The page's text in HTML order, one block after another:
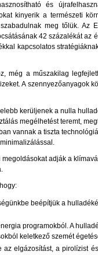
és
kinyerik a természeti
meg tőlük. Az
42 százalékát az
kapcsolatos
még a műszakilag
A szennyezőanyagok
kerüljenek a nulla
megélhetést teremt,
vannak a tiszta
adják a
beépítjük a
programokból. A
keletkező szemét
elgázosítást, a pirolízist